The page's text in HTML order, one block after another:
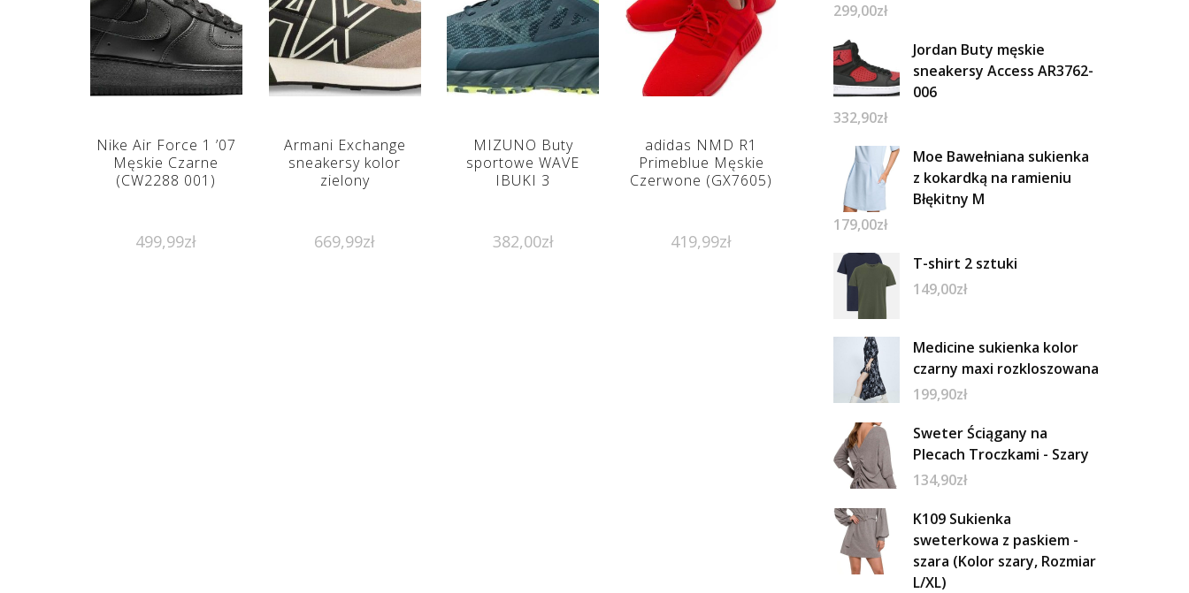
Nike Air Force 1 ’07
Męskie Czarne
(CW2288 001)
499,99zł
Armani Exchange
sneakersy kolor
zielony
669,99zł
MIZUNO Buty
sportowe WAVE
IBUKI 3
382,00zł
adidas NMD R1
Primeblue Męskie
Czerwone (GX7605)
419,99zł
299,00zł
Jordan Buty męskie
sneakersy Access AR3762-
006
332,90zł
Moe Bawełniana sukienka
z kokardką na ramieniu
Błękitny M
179,00zł
T-shirt 2 sztuki
149,00zł
Medicine sukienka kolor
czarny maxi rozkloszowana
199,90zł
Sweter Ściągany na
Plecach Troczkami - Szary
134,90zł
K109 Sukienka
sweterkowa z paskiem -
szara (Kolor szary, Rozmiar
L/XL)